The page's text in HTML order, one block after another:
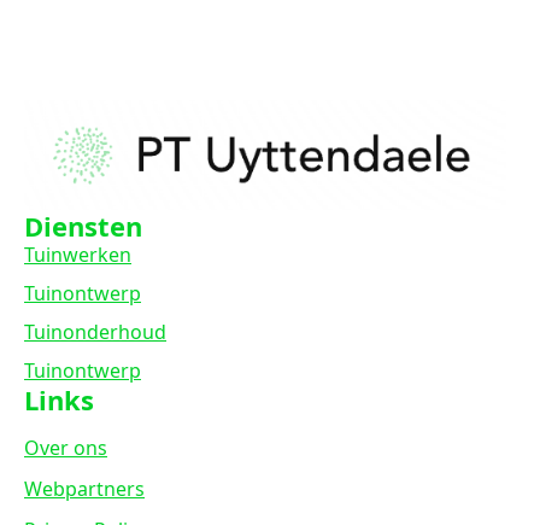
Diensten
Tuinwerken
Tuinontwerp
Tuinonderhoud
Tuinontwerp
Links
Over ons
Webpartners